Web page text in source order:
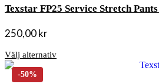
Texstar FP25 Service Stretch
250,00kr
Välj alternativ